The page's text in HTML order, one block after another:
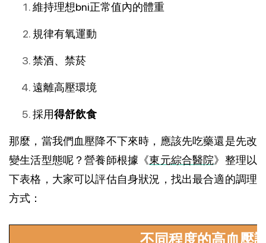
維持理想bni正常值內的體重
規律有氧運動
禁酒、禁菸
遠離高壓環境
採用得舒飲食
那麼，當我們血壓降不下來時，應該先吃藥還是先改
變生活型態呢？營養師根據《東元綜合醫院》整理以
下表格，大家可以評估自身狀況，找出最合適的調理
方式：
不同程度的高血壓